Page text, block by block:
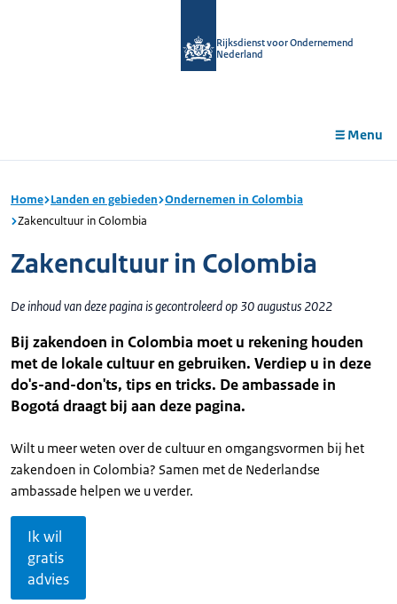
Rijksdienst voor Ondernemend
Nederland
Menu
Home Landen en gebieden Ondernemen in Colombia
Zakencultuur in Colombia
Zakencultuur in Colombia
De inhoud van deze pagina is gecontroleerd op 30 augustus 2022
Bij zakendoen in Colombia moet u rekening houden
met de lokale cultuur en gebruiken. Verdiep u in deze
do's-and-don'ts, tips en tricks. De ambassade in
Bogotá draagt bij aan deze pagina.
Wilt u meer weten over de cultuur en omgangsvormen bij het
zakendoen in Colombia? Samen met de Nederlandse
ambassade helpen we u verder.
Ik wil
gratis
advies